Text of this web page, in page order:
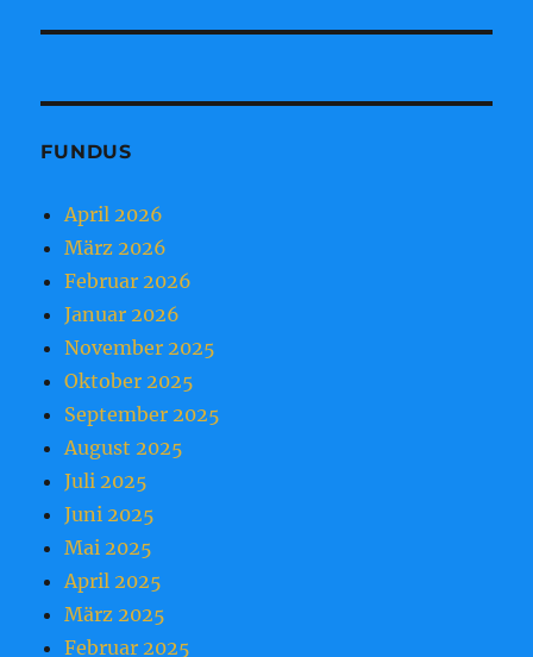
FUNDUS
April 2026
März 2026
Februar 2026
Januar 2026
November 2025
Oktober 2025
September 2025
August 2025
Juli 2025
Juni 2025
Mai 2025
April 2025
März 2025
Februar 2025